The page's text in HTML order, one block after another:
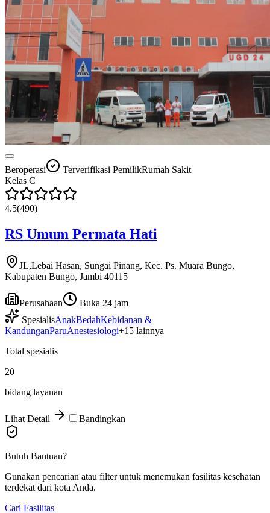
Beroperasi Terverifikasi PemilikRumah Sakit
Kelas C
4.5(490)
RS Umum Permata Hati
JL,Lebai Hasan, Sungai Pinang, Kec. Ps. Muara Bungo,
Kabupaten Bungo, Jambi 40115
Perusahaan
Buka 24 jam
SpesialisAnakBedahKebidanan &
KandunganParuAnestesiologi+15 lainnya
Total spesialis
20
bidang layanan
Lihat Detail Bandingkan
Butuh Bantuan?
Gunakan pencarian atau filter untuk menemukan fasilitas kesehatan
terdekat dari kota Anda.
Cari Fasilitas